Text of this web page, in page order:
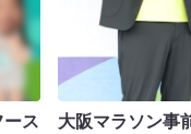
ス
大阪マラソン事